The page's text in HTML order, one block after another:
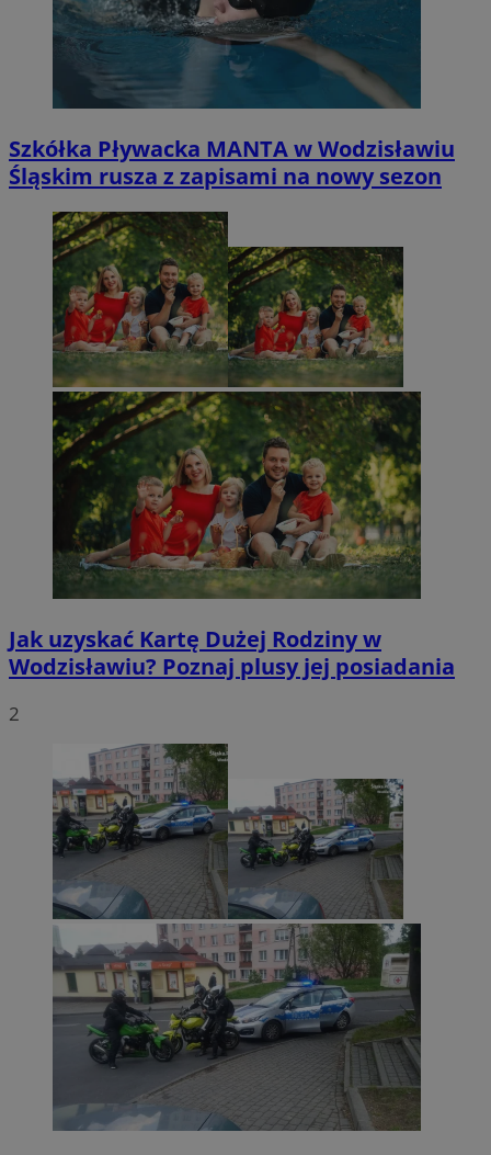
Szkółka Pływacka MANTA w Wodzisławiu
Śląskim rusza z zapisami na nowy sezon
Jak uzyskać Kartę Dużej Rodziny w
Wodzisławiu? Poznaj plusy jej posiadania
2